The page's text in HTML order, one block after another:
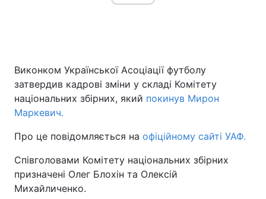
Виконком Української Асоціації футболу
затвердив кадрові зміни у складі Комітету
національних збірних, який покинув Мирон
Маркевич.
Про це повідомляється на офіційному сайті УАФ.
Співголовами Комітету національних збірних
призначені Олег Блохін та Олексій
Михайличенко.